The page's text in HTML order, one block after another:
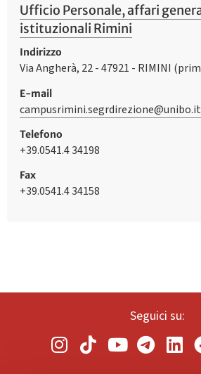
Ufficio Personale, affari
istituzionali Rimini
Indirizzo
Via Angherà, 22 - 47921 - RIMINI
E-mail
campusrimini.segrdirezione@unibo.it
Telefono
+39.0541.4 34198
Fax
+39.0541.4 34158
Seguici su: